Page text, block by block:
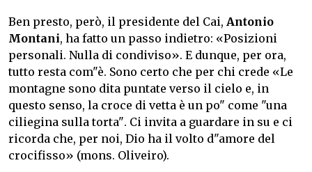
Ben presto, però, il presidente del Cai, Antonio
Montani, ha fatto un passo indietro: «Posizioni
personali. Nulla di condiviso». E dunque, per ora,
tutto resta com"è. Sono certo che per chi crede «Le
montagne sono dita puntate verso il cielo e, in
questo senso, la croce di vetta è un po" come "una
ciliegina sulla torta". Ci invita a guardare in su e ci
ricorda che, per noi, Dio ha il volto d"amore del
crocifisso» (mons. Oliveiro).